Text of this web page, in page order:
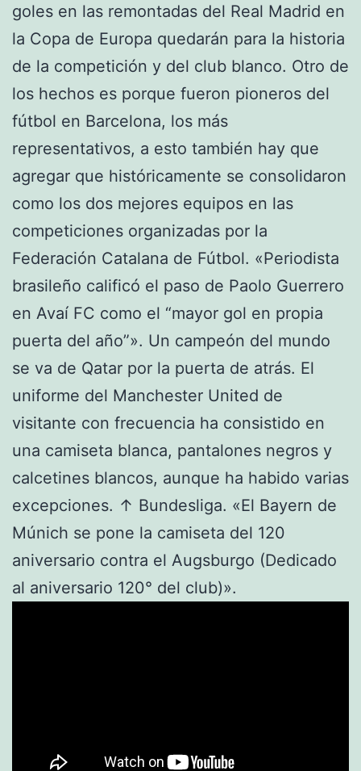
goles en las remontadas del Real Madrid en
la Copa de Europa quedarán para la historia
de la competición y del club blanco. Otro de
los hechos es porque fueron pioneros del
fútbol en Barcelona, los más
representativos, a esto también hay que
agregar que históricamente se consolidaron
como los dos mejores equipos en las
competiciones organizadas por la
Federación Catalana de Fútbol. «Periodista
brasileño calificó el paso de Paolo Guerrero
en Avaí FC como el “mayor gol en propia
puerta del año”». Un campeón del mundo
se va de Qatar por la puerta de atrás. El
uniforme del Manchester United de
visitante con frecuencia ha consistido en
una camiseta blanca, pantalones negros y
calcetines blancos, aunque ha habido varias
excepciones. ↑ Bundesliga. «El Bayern de
Múnich se pone la camiseta del 120
aniversario contra el Augsburgo (Dedicado
al aniversario 120° del club)».